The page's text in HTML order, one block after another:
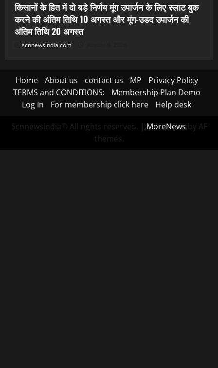
किसानों के हित में दो बड़े निर्णय मूंग उपार्जन के लिए स्लाट बुक
करने की अंतिम तिथि 10 अगस्त और मूंग-उडद उपार्जन की
अंतिम तिथि 20 अगस्त
scnnewsindia.com
Home About us contact us MP
Privacy Policy
TERMS and CONDITIONS:
Membership Plan Demo
Log In
For membership click here Help desk
Scnnewsindia© All rights reserved. | MoreNews by AF
themes.